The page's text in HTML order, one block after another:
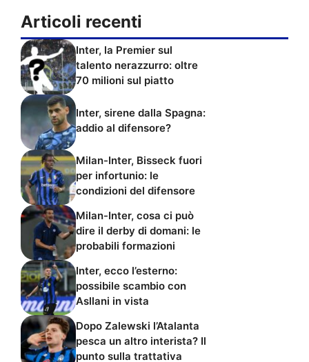
Articoli recenti
Inter, la Premier sul
talento nerazzurro: oltre
70 milioni sul piatto
Inter, sirene dalla Spagna:
addio al difensore?
Milan-Inter, Bisseck fuori
per infortunio: le
condizioni del difensore
Milan-Inter, cosa ci può
dire il derby di domani: le
probabili formazioni
Inter, ecco l’esterno:
possibile scambio con
Asllani in vista
Dopo Zalewski l’Atalanta
pesca un altro interista? Il
punto sulla trattativa